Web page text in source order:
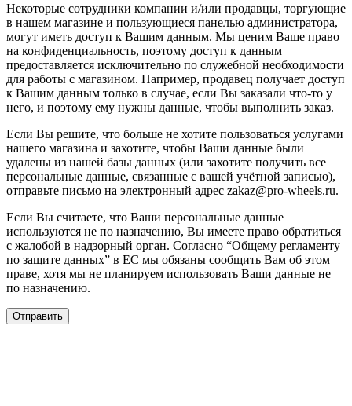
Некоторые сотрудники компании и/или продавцы, торгующие
в нашем магазине и пользующиеся панелью администратора,
могут иметь доступ к Вашим данным. Мы ценим Ваше право
на конфиденциальность, поэтому доступ к данным
предоставляется исключительно по служебной необходимости
для работы с магазином. Например, продавец получает доступ
к Вашим данным только в случае, если Вы заказали что-то у
него, и поэтому ему нужны данные, чтобы выполнить заказ.
Если Вы решите, что больше не хотите пользоваться услугами
нашего магазина и захотите, чтобы Ваши данные были
удалены из нашей базы данных (или захотите получить все
персональные данные, связанные с вашей учётной записью),
отправьте письмо на электронный адрес zakaz@pro-wheels.ru.
Если Вы считаете, что Ваши персональные данные
используются не по назначению, Вы имеете право обратиться
с жалобой в надзорный орган. Согласно “Общему регламенту
по защите данных” в ЕС мы обязаны сообщить Вам об этом
праве, хотя мы не планируем использовать Ваши данные не
по назначению.
Отправить